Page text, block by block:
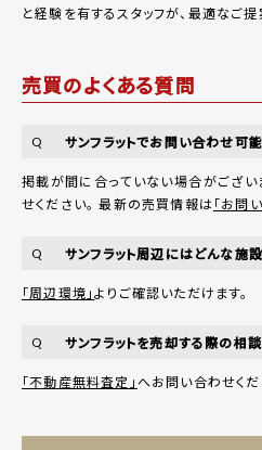
と経験を有するスタッフが、最適なご提
売買のよくある質問
Q サンフラットでお問い合わせ可
掲載が間に合っていない場合がござ
せください。 最新の売買情報は「お問
Q サンフラット周辺にはどんな施
「周辺環境」よりご確認いただけます。
Q サンフラットを売却する際の相
「不動産無料査定」へお問い合わせくだ